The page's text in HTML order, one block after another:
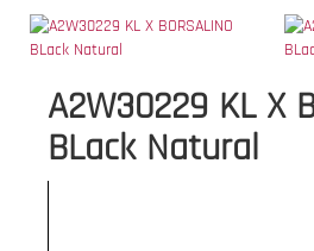
A2W30229 KL X
BLack Natural